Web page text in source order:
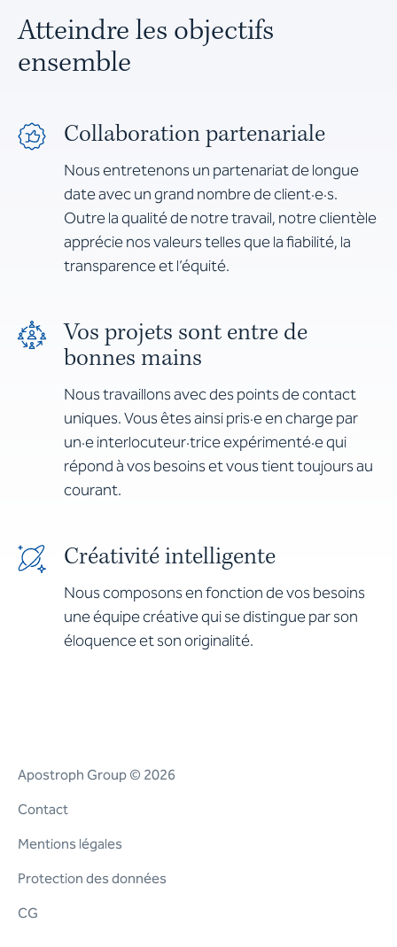
Atteindre les objectifs
ensemble
Collaboration partenariale
Nous entretenons un partenariat de longue
date avec un grand nombre de client·e·s.
Outre la qualité de notre travail, notre clientèle
apprécie nos valeurs telles que la fiabilité, la
transparence et l’équité.
Vos projets sont entre de
bonnes mains
Nous travaillons avec des points de contact
uniques. Vous êtes ainsi pris·e en charge par
un·e interlocuteur·trice expérimenté·e qui
répond à vos besoins et vous tient toujours au
courant.
Créativité intelligente
Nous composons en fonction de vos besoins
une équipe créative qui se distingue par son
éloquence et son originalité.
Apostroph Group © 2026
Contact
Mentions légales
Protection des données
CG